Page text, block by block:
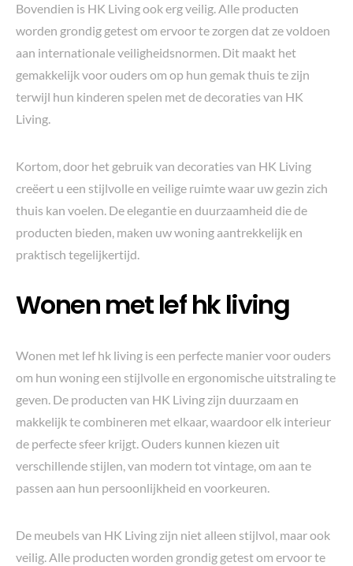
Bovendien is HK Living ook erg veilig. Alle producten
worden grondig getest om ervoor te zorgen dat ze voldoen
aan internationale veiligheidsnormen. Dit maakt het
gemakkelijk voor ouders om op hun gemak thuis te zijn
terwijl hun kinderen spelen met de decoraties van HK
Living.
Kortom, door het gebruik van decoraties van HK Living
creëert u een stijlvolle en veilige ruimte waar uw gezin zich
thuis kan voelen. De elegantie en duurzaamheid die de
producten bieden, maken uw woning aantrekkelijk en
praktisch tegelijkertijd.
Wonen met lef hk living
Wonen met lef hk living is een perfecte manier voor ouders
om hun woning een stijlvolle en ergonomische uitstraling te
geven. De producten van HK Living zijn duurzaam en
makkelijk te combineren met elkaar, waardoor elk interieur
de perfecte sfeer krijgt. Ouders kunnen kiezen uit
verschillende stijlen, van modern tot vintage, om aan te
passen aan hun persoonlijkheid en voorkeuren.
De meubels van HK Living zijn niet alleen stijlvol, maar ook
veilig. Alle producten worden grondig getest om ervoor te